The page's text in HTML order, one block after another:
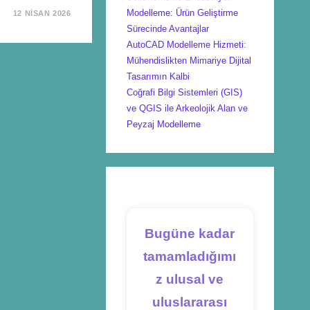
12 NISAN 2026
Modelleme: Ürün Geliştirme
Sürecinde Avantajlar
AutoCAD Modelleme Hizmeti:
Mühendislikten Mimariye Dijital
Tasarımın Kalbi
Coğrafi Bilgi Sistemleri (GIS)
ve QGIS ile Arkeolojik Alan ve
Peyzaj Modelleme
Bugüne kadar
tamamladığımı
z ulusal ve
uluslararası